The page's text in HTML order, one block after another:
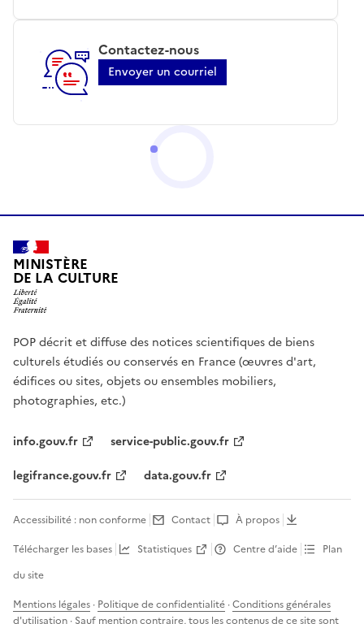
Contactez-nous
Envoyer un courriel
MINISTÈRE
DE LA CULTURE
POP décrit et diffuse des notices scientifiques de biens
culturels étudiés ou conservés en France (œuvres d'art,
édifices ou sites, objets ou ensembles mobiliers,
photographies, etc.)
info.gouv.fr
service-public.gouv.fr
legifrance.gouv.fr
data.gouv.fr
Accessibilité : non conforme Contact
À propos
Télécharger les bases
Statistiques Centre d’aide
Plan
du site
Mentions légales · Politique de confidentialité ·Conditions générales
d'utilisation · Sauf mention contraire, tous les contenus de ce site sont